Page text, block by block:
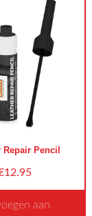
Repair Pencil
12.95
aan